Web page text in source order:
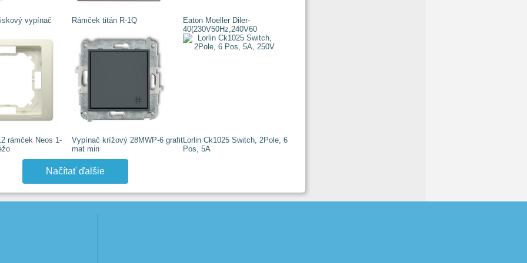
vypínač Rámček titán R-1Q
Eaton Moeller Diler-
40(230V50Hz,240V60
rámček Neos 1-
Vypínač krížový 28MWP-6 grafit
mat min
Lorlin Ck1025 Switch, 2Pole, 6
Pos, 5A
Načítať ďalšie